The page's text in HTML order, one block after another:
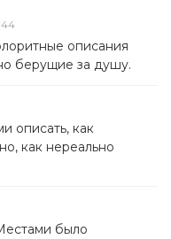
описания
берущие за душу.
описать, как
как нереально
было